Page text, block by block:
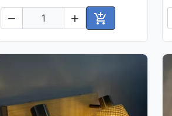
  
Ajouter au panier